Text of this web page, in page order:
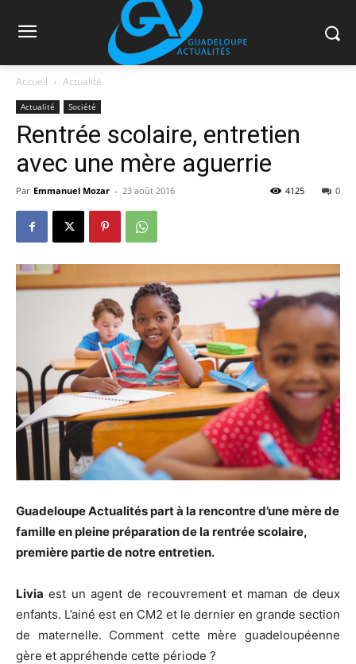
Accueil Actualité
Actualité Société
Rentrée scolaire, entretien
avec une mère aguerrie
Par Emmanuel Mozar - 23 août 2016 0
4125
Guadeloupe Actualités part à la rencontre d’une mère de
famille en pleine préparation de la rentrée scolaire,
première partie de notre entretien.
Livia est un agent de recouvrement et maman de deux
enfants. L’ainé est en CM2 et le dernier en grande section
de maternelle. Comment cette mère guadeloupéenne
gère et appréhende cette période ?